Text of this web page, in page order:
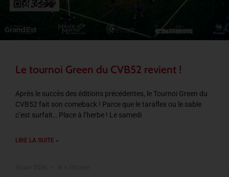
Le tournoi Green du CVB52 revient !
Après le succès des éditions précédentes, le Tournoi Green du
CVB52 fait son comeback ! Parce que le taraflex ou le sable
c’est surfait… Place à l’herbe ! Le samedi
LIRE LA SUITE »